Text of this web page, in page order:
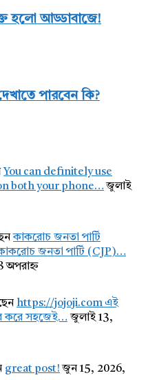
হলো আড্ডাবাজে!
পারবেন কি?
You can definitely use
both your phone… জুলাই
কাকরোচ জনতা পার্টি
জনতা পার্টি (CJP)…
অপরাহ্ন
https://jojoji.com এই
করে সহজেই… জুলাই 13,
great post! জুন 15, 2026,